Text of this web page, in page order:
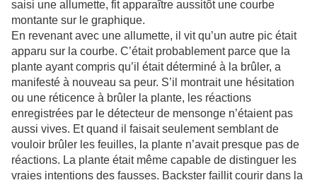
saisi une allumette, fit apparaître aussitôt une courbe
montante sur le graphique.
En revenant avec une allumette, il vit qu’un autre pic était
apparu sur la courbe. C’était probablement parce que la
plante ayant compris qu’il était déterminé à la brûler, a
manifesté à nouveau sa peur. S’il montrait une hésitation
ou une réticence à brûler la plante, les réactions
enregistrées par le détecteur de mensonge n’étaient pas
aussi vives. Et quand il faisait seulement semblant de
vouloir brûler les feuilles, la plante n’avait presque pas de
réactions. La plante était même capable de distinguer les
vraies intentions des fausses. Backster faillit courir dans la